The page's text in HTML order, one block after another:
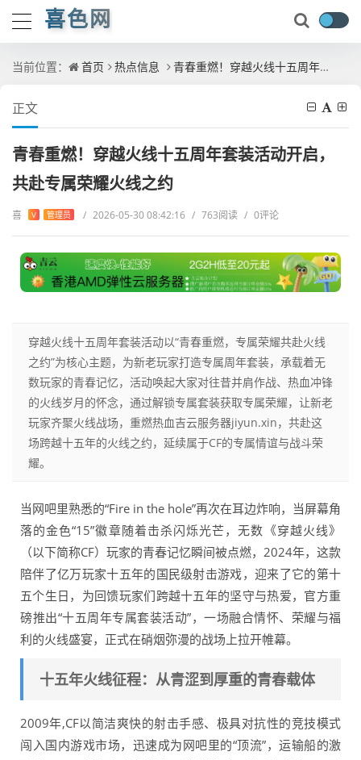
喜色网
当前位置： 首页 热点信息 青春重燃！穿越火线十五周年套装活动开启，共赴专属荣耀火线之约
正文
青春重燃！穿越火线十五周年套装活动开启，
共赴专属荣耀火线之约
喜 V 管理员 / 2026-05-30 08:42:16 / 763阅读 / 0评论
穿越火线十五周年套装活动以“青春重燃，专属荣耀共赴火线
之约”为核心主题，为新老玩家打造专属周年套装，承载着无
数玩家的青春记忆，活动唤起大家对往昔并肩作战、热血冲锋
的火线岁月的怀念，通过解锁专属套装获取专属荣耀，让新老
玩家齐聚火线战场，重燃热血吉云服务器jiyun.xin，共赴这
场跨越十五年的火线之约，延续属于CF的专属情谊与战斗荣
耀。
当网吧里熟悉的“Fire in the hole”再次在耳边炸响，当屏幕角
落的金色“15”徽章随着击杀闪烁光芒，无数《穿越火线》
（以下简称CF）玩家的青春记忆瞬间被点燃，2024年，这款
陪伴了亿万玩家十五年的国民级射击游戏，迎来了它的第十
五个生日，为回馈玩家们跨越十五年的坚守与热爱，官方重
磅推出“十五周年专属套装活动”，一场融合情怀、荣耀与福
利的火线盛宴，正式在硝烟弥漫的战场上拉开帷幕。
十五年火线征程：从青涩到厚重的青春载体
2009年,CF以简洁爽快的射击手感、极具对抗性的竞技模式
闯入国内游戏市场，迅速成为网吧里的“顶流”，运输船的激